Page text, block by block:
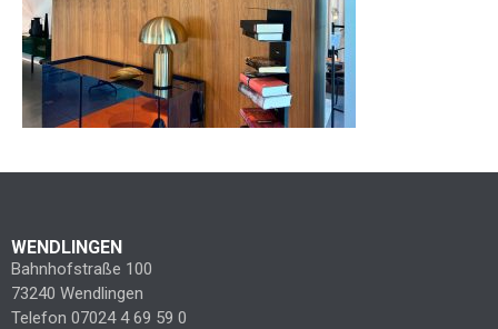
WENDLINGEN
Bahnhofstraße 100
73240 Wendlingen
Telefon 07024 4 69 59 0